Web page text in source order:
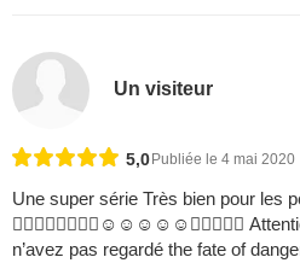
Un visiteur
5,0 Publiée le 4 mai 2020
Une super série Très bien pour les
☺️☺️☺️☺️☺️
n’avez pas regardé the fate of